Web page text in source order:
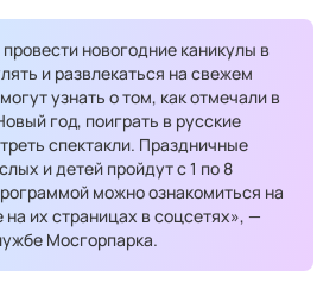
новогодние каникулы в
и развлекаться на свежем
узнать о том, как отмечали в
год, поиграть в русские
спектакли. Праздничные
и детей пройдут с 1 по 8
можно ознакомиться на
на их страницах в соцсетях», —
Мосгорпарка.